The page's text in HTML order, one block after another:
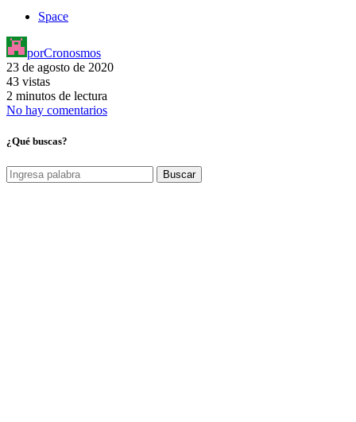
Space
porCronosmos
23 de agosto de 2020
43 vistas
2 minutos de lectura
No hay comentarios
¿Qué buscas?
Buscar